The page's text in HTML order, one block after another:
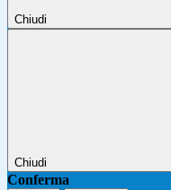
Chiudi
Chiudi
Conferma